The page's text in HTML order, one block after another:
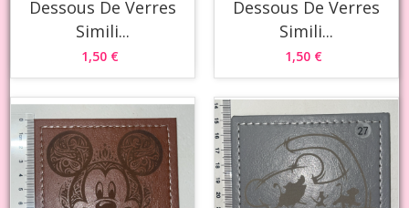
Dessous De Verres
Simili...
1,50 €
Dessous De Verres
Simili...
1,50 €